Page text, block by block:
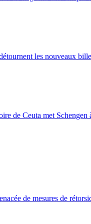
les nouveaux
de Ceuta met Schengen
de mesures de